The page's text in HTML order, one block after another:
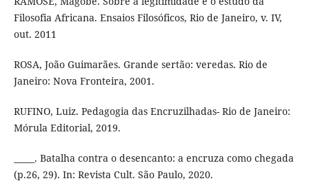
Filosofia Africana. Ensaios Filosóficos, Rio de Janeiro, v. IV,
out. 2011
ROSA, João Guimarães. Grande sertão: veredas. Rio de
Janeiro: Nova Fronteira, 2001.
RUFINO, Luiz. Pedagogia das Encruzilhadas- Rio de Janeiro:
Mórula Editorial, 2019.
_____. Batalha contra o desencanto: a encruza como chegada
(p.26, 29). In: Revista Cult. São Paulo, 2020.